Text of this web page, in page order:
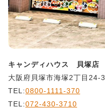
キャンディハウス 貝塚店
大阪府貝塚市海塚2丁目24-3
TEL:0800-1111-370
TEL:072-430-3710